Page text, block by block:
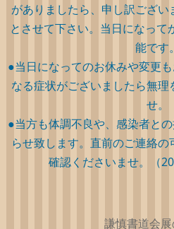
がありましたら、申し訳ござ
とさせて下さい。当日になっ
能です。
●当日になってのお休みや変更
なる症状がございましたら無理
せ。
●当方も体調不良や、感染者と
らせ致します。直前のご連絡
確認くださいませ。（
謙慎書道会